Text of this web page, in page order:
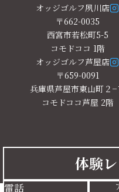
オッジゴルフ夙川店
〒662-0035
西宮市若松町5-5
コモドココ 1階
オッジゴルフ芦屋店
〒659-0091
兵庫県芦屋市東山町２−
コモドココ芦屋 2階
体験
電話